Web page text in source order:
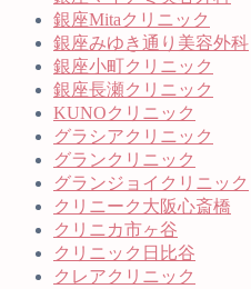
銀座Mitaクリニック
銀座みゆき通り美容外科
銀座小町クリニック
銀座長瀬クリニック
KUNOクリニック
グラシアクリニック
グランクリニック
グランジョイクリニック
クリニーク大阪心斎橋
クリニカ市ヶ谷
クリニック日比谷
クレアクリニック